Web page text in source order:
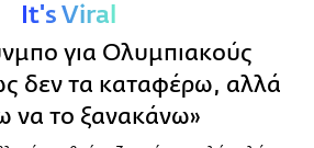
It's Viral
για Ολυμπιακούς
δεν τα καταφέρω, αλλά
να το ξανακάνω»